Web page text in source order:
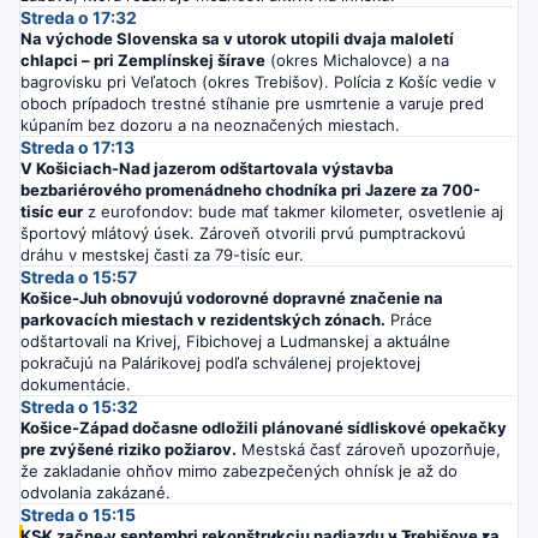
Streda o 17:32
Na východe Slovenska sa v utorok utopili dvaja maloletí
chlapci – pri Zemplínskej šírave (okres Michalovce) a na
bagrovisku pri Veľatoch (okres Trebišov). Polícia z Košíc vedie v
oboch prípadoch trestné stíhanie pre usmrtenie a varuje pred
kúpaním bez dozoru a na neoznačených miestach.
Streda o 17:13
V Košiciach-Nad jazerom odštartovala výstavba
bezbariérového promenádneho chodníka pri Jazere za 700-
tisíc eur z eurofondov: bude mať takmer kilometer, osvetlenie aj
športový mlátový úsek. Zároveň otvorili prvú pumptrackovú
dráhu v mestskej časti za 79-tisíc eur.
Streda o 15:57
Košice-Juh obnovujú vodorovné dopravné značenie na
parkovacích miestach v rezidentských zónach. Práce
odštartovali na Krivej, Fibichovej a Ludmanskej a aktuálne
pokračujú na Palárikovej podľa schválenej projektovej
dokumentácie.
Streda o 15:32
Košice-Západ dočasne odložili plánované sídliskové opekačky
pre zvýšené riziko požiarov. Mestská časť zároveň upozorňuje,
že zakladanie ohňov mimo zabezpečených ohnísk je až do
odvolania zakázané.
Streda o 15:15